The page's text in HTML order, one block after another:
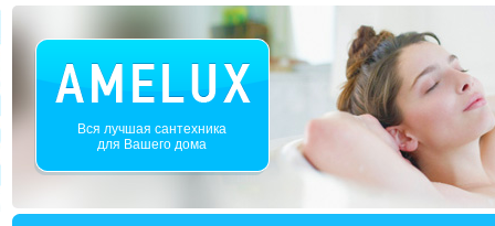
Вся лучшая сантехника
для Вашего дома